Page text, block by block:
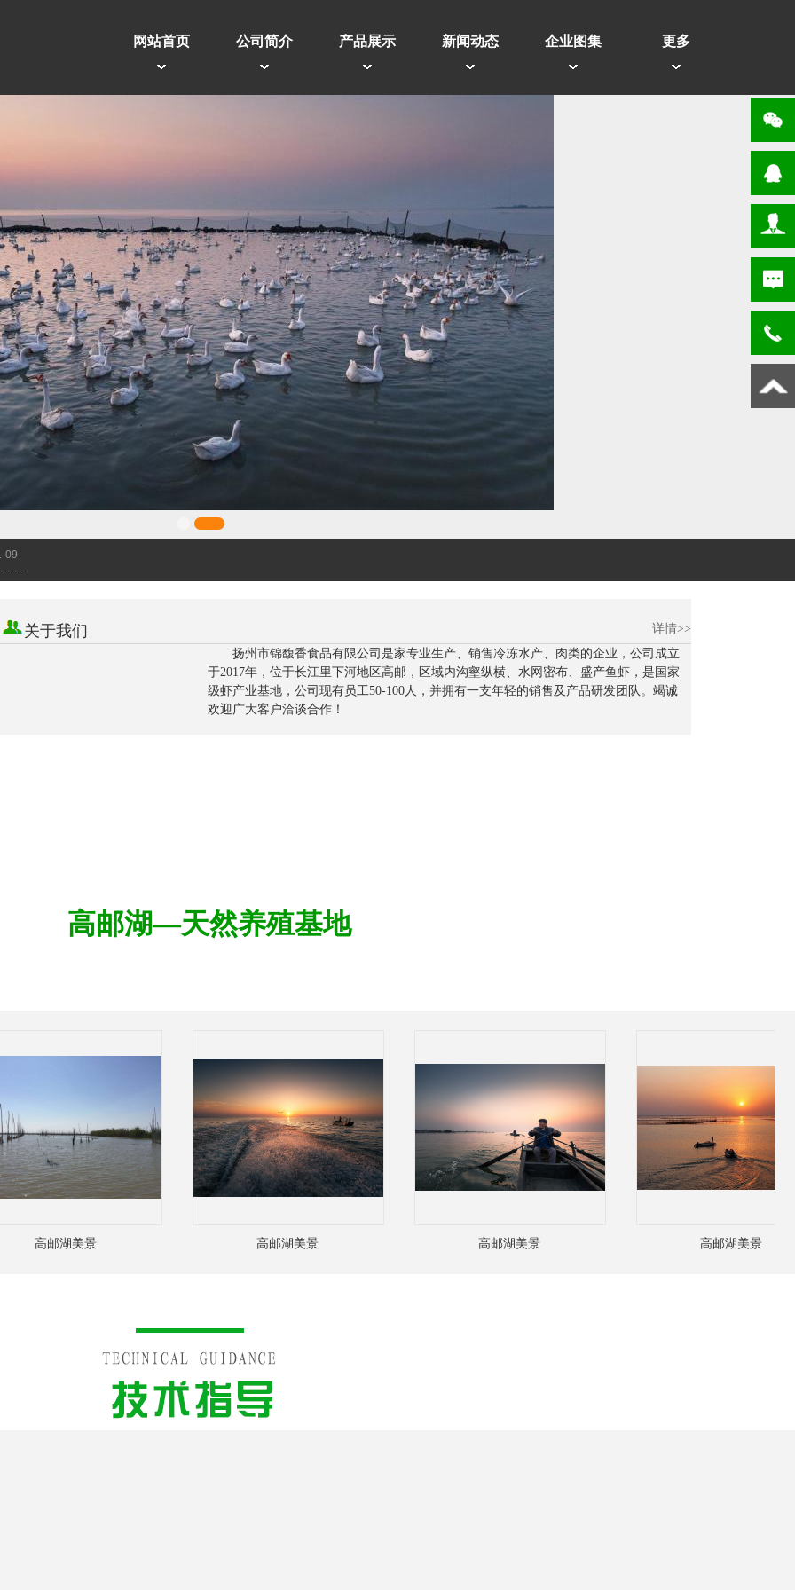
网站首页 公司简介 产品展示 新闻动态 企业图集 更多
关于我们
详情>>
扬州市锦馥香食品有限公司是家专业生产、销售冷冻水产、肉类的企业，公司成立
于2017年，位于长江里下河地区高邮，区域内沟壑纵横、水网密布、盛产鱼虾，是国家
级虾产业基地，公司现有员工50-100人，并拥有一支年轻的销售及产品研发团队。竭诚
欢迎广大客户洽谈合作！
高邮湖—天然养殖基地
高邮湖美景 高邮湖美景 高邮湖美景 高邮湖美景